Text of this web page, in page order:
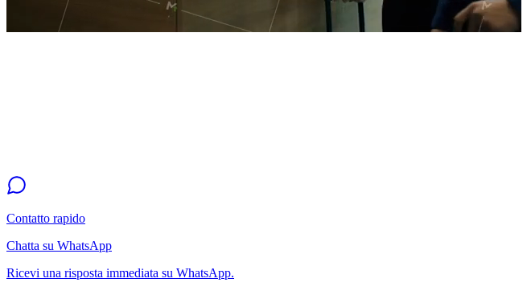
Contatto rapido
Chatta su WhatsApp
Ricevi una risposta immediata su WhatsApp.